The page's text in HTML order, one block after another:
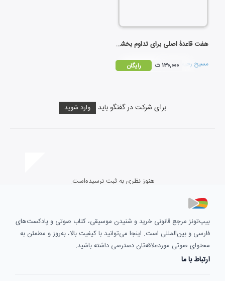
هفت قاعدۀ اصلی برای تداوم بخشیدن به زندگی زناشویی
مسیح رحیمی نژاد
۱۳۰,۰۰۰ ت رایگان
برای شرکت در گفتگو باید وارد شوید
هنوز نظری به ثبت نرسیده‌است.
بیپ‌تونز مرجع قانونی خرید و شنیدن موسیقی، کتاب صوتی و پادکست‌های
فارسی و بین‌المللی است. اینجا می‌توانید با کیفیت بالا، به‌روز و مطمئن به
محتوای صوتی موردعلاقه‌تان دسترسی داشته باشید.
ارتباط با ما